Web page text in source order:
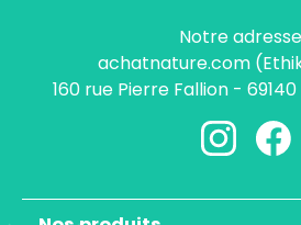
Notre
achatnature.com
160 rue Pierre Fallion -